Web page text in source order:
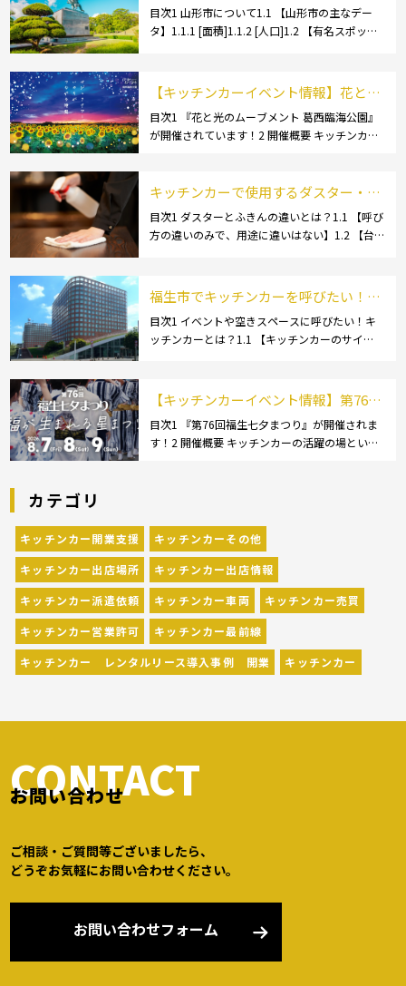
安のレンタル・リース！営業許可取得
の流れも解説！
目次1 山形市について1.1 【山形市の主なデー
タ】1.1.1 [面積]1.1.2 [人口]1.2 【有名スポッ
【キッチンカーイベント情報】花と光
のムーブメント 葛西臨海公園が開催さ
れています！
目次1 『花と光のムーブメント 葛西臨海公園』
が開催されています！2 開催概要 キッチンカー
ルメイベントが催されています。 開業前にキ
キッチンカーで使用するダスター・ふ
きんの選び方とは？おすすめ商品3選
も紹介！
目次1 ダスターとふきんの違いとは？1.1 【呼び
方の違いのみで、用途に違いはない】1.2 【台
特徴2.1 【綿】2.2 【マイクロ […]
福生市でキッチンカーを呼びたい！派
遣してもらうにはどうすれば良いの？
依頼の流れや人気メニューを解説
目次1 イベントや空きスペースに呼びたい！キ
ッチンカーとは？1.1 【キッチンカーのサイ
チンカー:1t～ […]
【キッチンカーイベント情報】第76回
福生七夕まつりが開催されます！
目次1 『第76回福生七夕まつり』が開催されま
す！2 開催概要 キッチンカーの活躍の場といえ
カテゴリ
キッチンカー開業支援
キッチンカーその他
キッチンカー出店場所
キッチンカー出店情報
キッチンカー派遣依頼
キッチンカー車両
キッチンカー売買
キッチンカー営業許可
キッチンカー最前線
キッチンカー レンタルリース導入事例 開業
キッチンカー
CONTACT
お問い合わせ
ご相談・ご質問等ございましたら、
どうぞお気軽にお問い合わせください。
お問い合わせフォーム